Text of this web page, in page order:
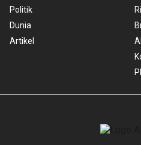
Politik
Dunia
Artikel